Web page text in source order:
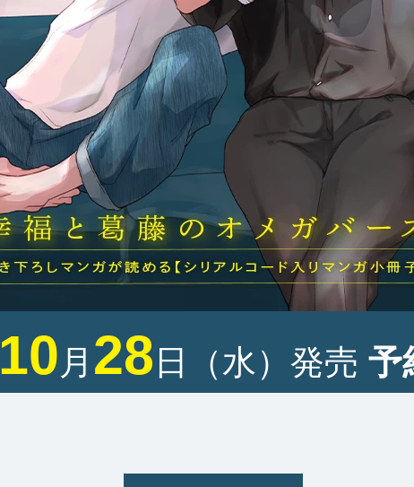
10 月 28 日（水）発売 予